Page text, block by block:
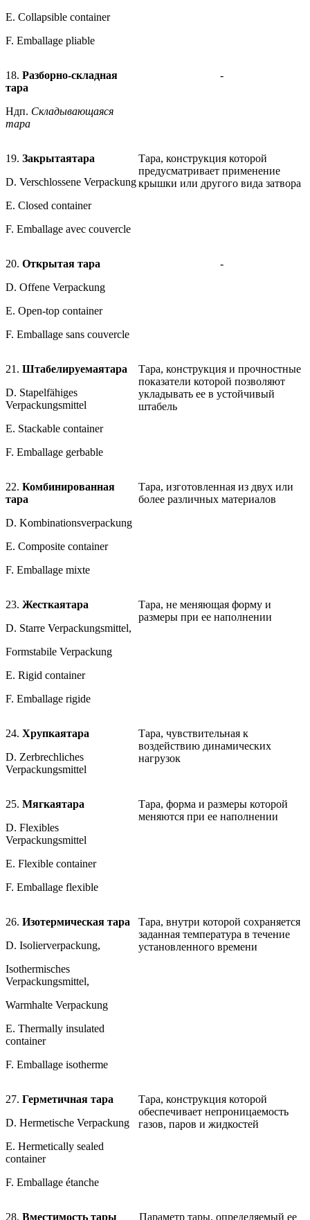
E. Collapsible container
F. Emballage pliable
18. Разборно-складная
тара
Ндп. Складывающаяся
тара
-
19. Закрытаятара
D. Verschlossene Verpackung
Е. Closed container
F. Emballage avec couvercle
Тара, конструкция которой
предусматривает применение
крышки или другого вида затвора
20. Открытая тара
D. Offene Verpackung
E. Open-top container
F. Emballage sans couvercle
-
21. Штабелируемаятара
D. Stapelfähiges
Verpackungsmittel
E. Stackable container
F. Emballage gerbable
Тара, конструкция и прочностные
показатели которой позволяют
укладывать ее в устойчивый
штабель
22. Комбинированная
тара
D. Kombinationsverpackung
E. Composite container
F. Emballage mixte
Тара, изготовленная из двух или
более различных материалов
23. Жесткаятара
D. Starre Verpackungsmittel,
Formstabile Verpackung
E. Rigid container
F. Emballage rigide
Тара, не меняющая форму и
размеры при ее наполнении
24. Хрупкаятара
D. Zerbrechliches
Verpackungsmittel
Тара, чувствительная к
воздействию динамических
нагрузок
25. Мягкаятара
D. Flexibles
Verpackungsmittel
E. Flexible container
F. Emballage flexible
Тара, форма и размеры которой
меняются при ее наполнении
26. Изотермическая тара
D. Isolierverpackung,
Isothermisches
Verpackungsmittel,
Warmhalte Verpackung
E. Thermally insulated
container
F. Emballage isotherme
Тара, внутри которой сохраняется
заданная температура в течение
установленного времени
27. Герметичная тара
D. Hermetische Verpackung
E. Hermetically sealed
container
F. Emballage étanche
Тара, конструкция которой
обеспечивает непроницаемость
газов, паров и жидкостей
28. Вместимость тары Параметр тары, определяемый ее